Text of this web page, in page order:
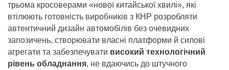
трьома кросоверами «нової китайської хвилі», які
втілюють готовність виробників з КНР розробляти
автентичний дизайн автомобілів без очевидних
запозичень, створювати власні платформи й силові
агрегати та забезпечувати високий технологічний
рівень обладнання, не вдаючись до штучного